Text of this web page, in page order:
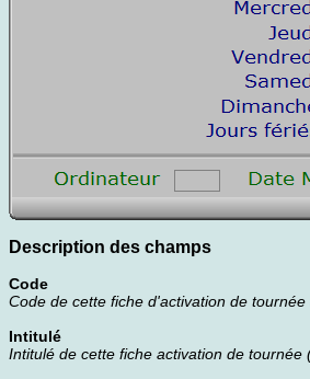
Description des champs
Code
Code de cette fiche d'activation de tournée
Intitulé
Intitulé de cette fiche activation de tournée